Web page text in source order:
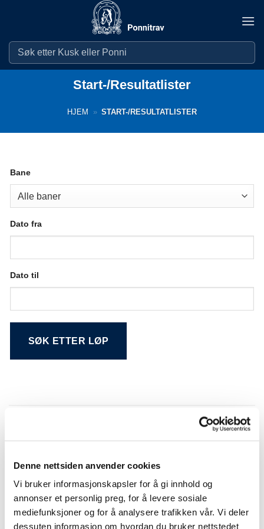
Denne nettsiden anvender cookies
Vi bruker informasjonskapsler for å gi innhold og
annonser et personlig preg, for å levere sosiale
mediefunksjoner og for å analysere trafikken vår. Vi deler
dessuten informasjon om hvordan du bruker nettstedet
Start-/Resultatlister
HJEM » START-/RESULTATLISTER
Bane
Dato fra
Dato til
Søkeresultat
NR. DATO LØP
14.11.2013
Jarlsberg stayerløp
(Brizy Cup)
Jarlsberg
25.10.2013
Eiken og omegn
Travklubbs ponniløp
Sørlandets
Travpark